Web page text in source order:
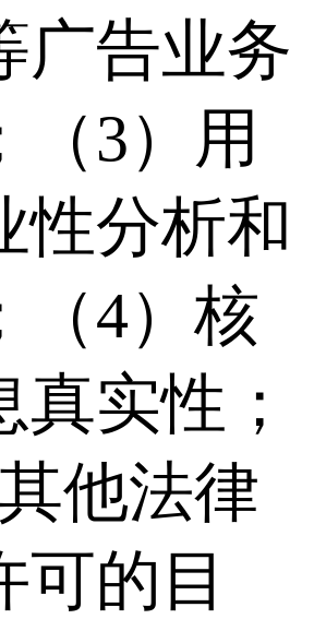
广告业务
（3）用
性分析和
（4）核
真实性；
其他法律
可的目